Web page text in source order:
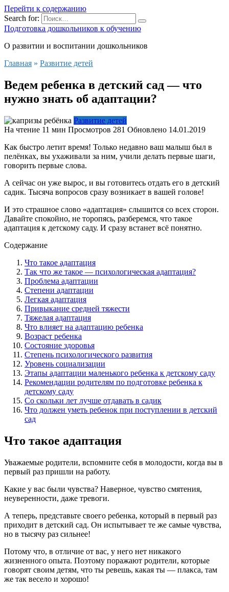
Перейти к содержанию
Search for:
Подготовка дошкольников к обучению
О развитии и воспитании дошкольников
Главная » Развитие детей
Ведем ребенка в детский сад — что
нужно знать об адаптации?
Развитие детей
На чтение 11 мин Просмотров 281 Обновлено 14.01.2019
Как быстро летит время! Только недавно ваш малыш был в
пелёнках, вы ухаживали за ним, учили делать первые шаги,
говорить первые слова.
А сейчас он уже вырос, и вы готовитесь отдать его в детский
садик. Тысяча вопросов сразу возникает в вашей голове!
И это страшное слово «адаптация» слышится со всех сторон.
Давайте спокойно, не торопясь, разберемся, что такое
адаптация к детскому саду. И сразу встанет всё понятно.
Содержание
Что такое адаптация
Так что же такое — психологическая адаптация?
Проблема адаптации
Степени адаптации
Легкая адаптация
Привыкание средней тяжести
Тяжелая адаптация
Что влияет на адаптацию ребенка
Возраст ребенка
Состояние здоровья
Степень психологического развития
Уровень социализации
Этапы адаптации маленького ребенка к детскому саду
Рекомендации родителям по подготовке ребенка к
детскому саду
Со скольки лет лучше отдавать в садик
Что должен уметь ребенок при поступлении в детский
сад
Что такое адаптация
Уважаемые родители, вспомните себя в молодости, когда вы в
первый раз пришли на работу.
Какие у вас были чувства? Наверное, чувство смятения,
неуверенности, даже тревоги.
А теперь, представьте своего ребенка, который в первый раз
приходит в детский сад. Он испытывает те же самые чувства,
но в тысячу раз сильнее!
Потому что, в отличие от вас, у него нет никакого
жизненного опыта. Поэтому поражают родители, которые
говорят своим детям, что ты ревешь, какая ты — плакса, там
же так весело и хорошо!